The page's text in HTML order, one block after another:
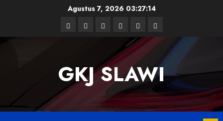
Agustus 7, 2026 03:27:14
Facebook
TwitterLinkedin
VK YoutubeInstagram
GKJ SLAWI